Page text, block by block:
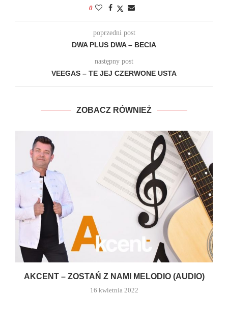
0
poprzedni post
DWA PLUS DWA – BECIA
następny post
VEEGAS – TE JEJ CZERWONE USTA
ZOBACZ RÓWNIEŻ
AKCENT – ZOSTAŃ Z NAMI MELODIO (AUDIO)
16 kwietnia 2022